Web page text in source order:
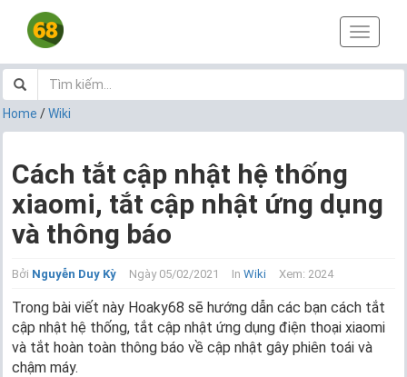
T
o
g
i
g
n
Home /Wiki
Cách tắt cập nhật hệ thống
xiaomi, tắt cập nhật ứng dụng
và thông báo
Bởi Nguyễn Duy Kỳ Ngày 05/02/2021 In Wiki Xem: 2024
Trong bài viết này Hoaky68 sẽ hướng dẫn các bạn cách tắt
cập nhật hệ thống, tắt cập nhật ứng dụng điện thoại xiaomi
và tắt hoàn toàn thông báo về cập nhật gây phiên toái và
chậm máy.